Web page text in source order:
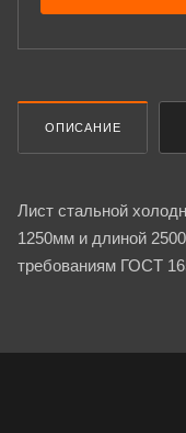
ОПИСАНИЕ
Лист стальной
1250мм и длиной
требованиям ГОСТ